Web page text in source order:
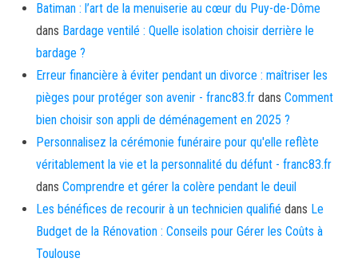
Batiman : l’art de la menuiserie au cœur du Puy-de-Dôme
dans Bardage ventilé : Quelle isolation choisir derrière le
bardage ?
Erreur financière à éviter pendant un divorce : maîtriser les
pièges pour protéger son avenir - franc83.fr dans Comment
bien choisir son appli de déménagement en 2025 ?
Personnalisez la cérémonie funéraire pour qu'elle reflète
véritablement la vie et la personnalité du défunt - franc83.fr
dans Comprendre et gérer la colère pendant le deuil
Les bénéfices de recourir à un technicien qualifié dans Le
Budget de la Rénovation : Conseils pour Gérer les Coûts à
Toulouse